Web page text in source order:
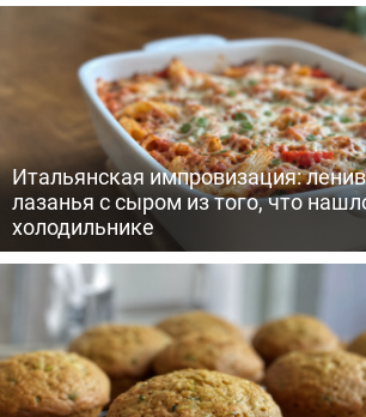
Итальянская импровизация:
лазанья с сыром из того, что
холодильнике